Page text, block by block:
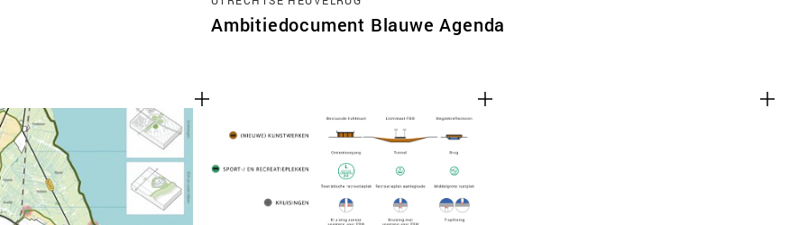
Ambitiedocument Blauwe Agenda